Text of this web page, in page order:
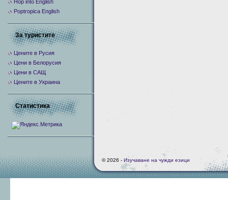
Hop into English
Poptropica English
За туристите
Цените в Русия
Цени в Белорусия
Цени в САЩ
Цените в Украина
Статистика
© 2026 - Изучаване на чужди езици